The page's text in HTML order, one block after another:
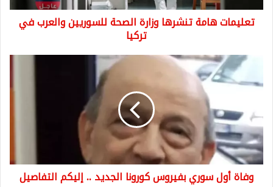
تركيا
تعليمات هامة تنشرها وزارة الصحة للسوريين والعرب في
تركيا
سوري
كورونا
الجديد
..
إليكم
التفاصيل
وفاة أول سوري بفيروس كورونا الجديد .. إليكم التفاصيل